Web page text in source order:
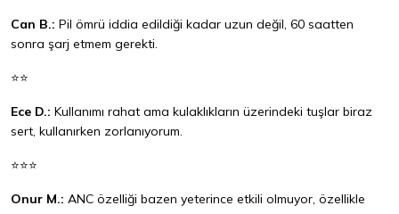
Can B.: Pil ömrü iddia edildiği kadar uzun değil, 60 saatten
sonra şarj etmem gerekti.
⭐⭐
Ece D.: Kullanımı rahat ama kulaklıkların üzerindeki tuşlar biraz
sert, kullanırken zorlanıyorum.
⭐⭐⭐
Onur M.: ANC özelliği bazen yeterince etkili olmuyor, özellikle